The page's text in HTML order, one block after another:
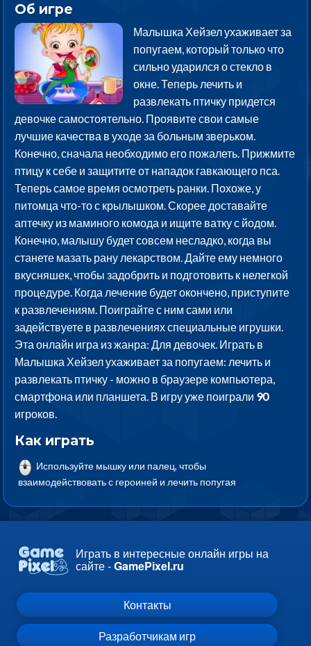
Об игре
Малышка Хейзел ухаживает за
попугаем, который только что
сильно ударился о стекло в
окне. Теперь лечить и
развлекать птичку придется
девочке самостоятельно. Проявите свои самые
лучшие качества в уходе за больным зверьком.
Конечно, сначала необходимо его пожалеть. Прижмите
птицу к себе и защитите от нападок гавкающего пса.
Теперь самое время осмотреть ранки. Похоже, у
питомца что-то с крылышком. Скорее доставайте
аптечку из маминого комода и ищите ватку с йодом.
Конечно, малышу будет совсем несладко, когда вы
станете мазать рану лекарством. Дайте ему немного
вкусняшек, чтобы задобрить и подготовить к нелегкой
процедуре. Когда лечение будет окончено, приступите
к развлечениям. Поиграйте с ним сами или
задействуете в развлечениях специальные игрушки.
Эта онлайн игра из жанра: Для девочек. Играть в
Малышка Хейзел ухаживает за попугаем: лечить и
развлекать птичку - можно в браузере компьютера,
смартфона или планшета. В игру уже поиграли 90
игроков.
Как играть
Используйте мышку или палец, чтобы
взаимодействовать с героиней и лечить попугая
Играть в интересные онлайн игры на
сайте -GamePixel.ru
Контакты
Разработчикам игр